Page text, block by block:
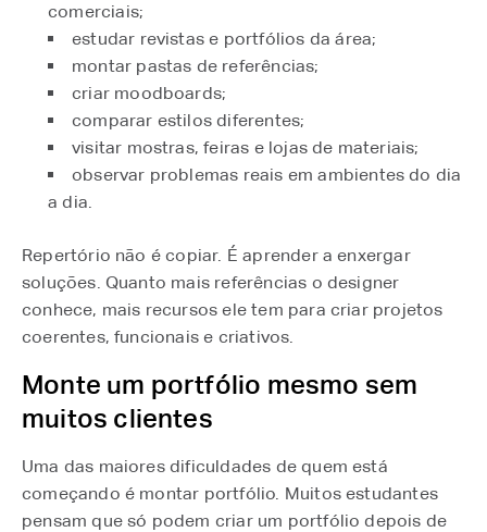
comerciais;
estudar revistas e portfólios da área;
montar pastas de referências;
criar moodboards;
comparar estilos diferentes;
visitar mostras, feiras e lojas de materiais;
observar problemas reais em ambientes do dia
a dia.
Repertório não é copiar. É aprender a enxergar
soluções. Quanto mais referências o designer
conhece, mais recursos ele tem para criar projetos
coerentes, funcionais e criativos.
Monte um portfólio mesmo sem
muitos clientes
Uma das maiores dificuldades de quem está
começando é montar portfólio. Muitos estudantes
pensam que só podem criar um portfólio depois de